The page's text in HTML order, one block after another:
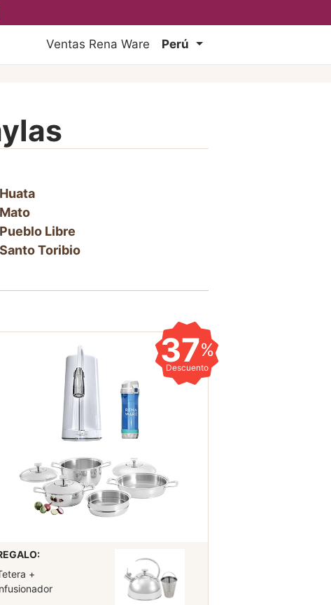
Ventas Rena Ware Perú
Huata
Mato
Pueblo Libre
Santo Toribio
37%
Descuento
+